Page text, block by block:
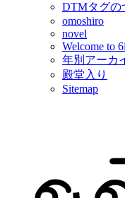
DTMタグの
omoshiro
novel
Welcome to
年別アーカ
殿堂入り
Sitemap